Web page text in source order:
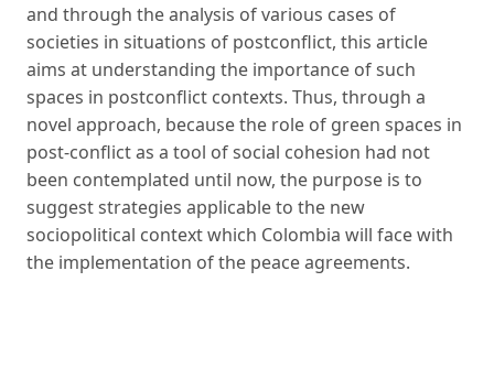
and through the analysis of various cases of
societies in situations of postconflict, this article
aims at understanding the importance of such
spaces in postconflict contexts. Thus, through a
novel approach, because the role of green spaces in
post-conflict as a tool of social cohesion had not
been contemplated until now, the purpose is to
suggest strategies applicable to the new
sociopolitical context which Colombia will face with
the implementation of the peace agreements.